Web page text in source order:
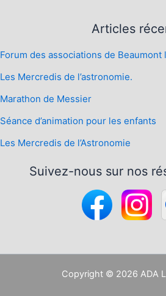
Articles
Forum des associations de Beaumont
Les Mercredis de l’astronomie.
Marathon de Messier
Séance d’animation pour les enfants
Les Mercredis de l’Astronomie
Suivez-nous sur nos
Copyright © 2026 ADA